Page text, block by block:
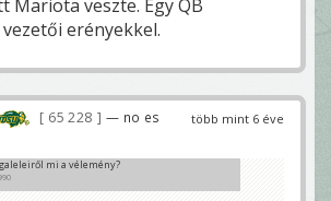
Mariota veszte. Egy QB
erényekkel.
több mint 6 éve
65 228
— no es
mi a vélemény?